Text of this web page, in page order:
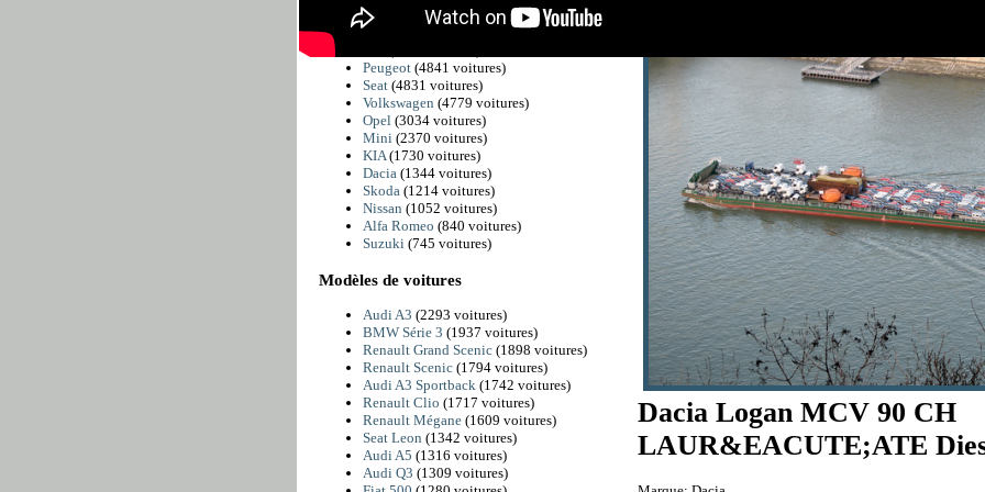
Dacia Logan MCV 90 CH
LAUR&EACUTE;ATE
BMW
(6225 voitures)
Citroën
Peugeot(4841 voitures)
Seat(4831 voitures)
Volkswagen (4779 voitures)
Opel(3034 voitures)
Mini(2370 voitures)
KIA(1730 voitures)
Dacia(1344 voitures)
Skoda(1214 voitures)
Nissan (1052 voitures)
Alfa Romeo (840 voitures)
Suzuki(745 voitures)
Modèles de voitures
Audi A3 (2293 voitures)
BMW Série 3 (1937 voitures)
Renault Grand Scenic (1898 voitures)
Renault Scenic (1794 voitures)
Audi A3 Sportback (1742 voitures)
Renault Clio (1717 voitures)
Renault Mégane (1609 voitures)
Seat Leon (1342 voitures)
Audi A5 (1316 voitures)
Audi Q3 (1309 voitures)